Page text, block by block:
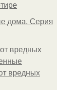
дома. Серия
вредных
вредных